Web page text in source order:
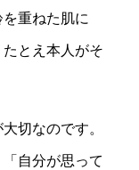
重ねた肌に
とえ本人がそ
切なのです。
自分が思って